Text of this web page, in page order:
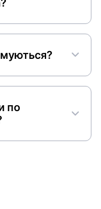
по